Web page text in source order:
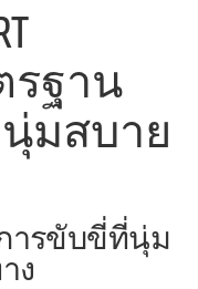
ตรฐาน
มสบาย
ารขับขี่ที่นุ่ม
ง